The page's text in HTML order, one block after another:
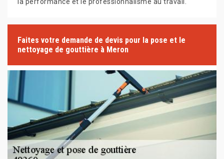
la performance et le professionnalisme au travail.
Faites votre demande de devis pour la pose et le
nettoyage de gouttière à Meron